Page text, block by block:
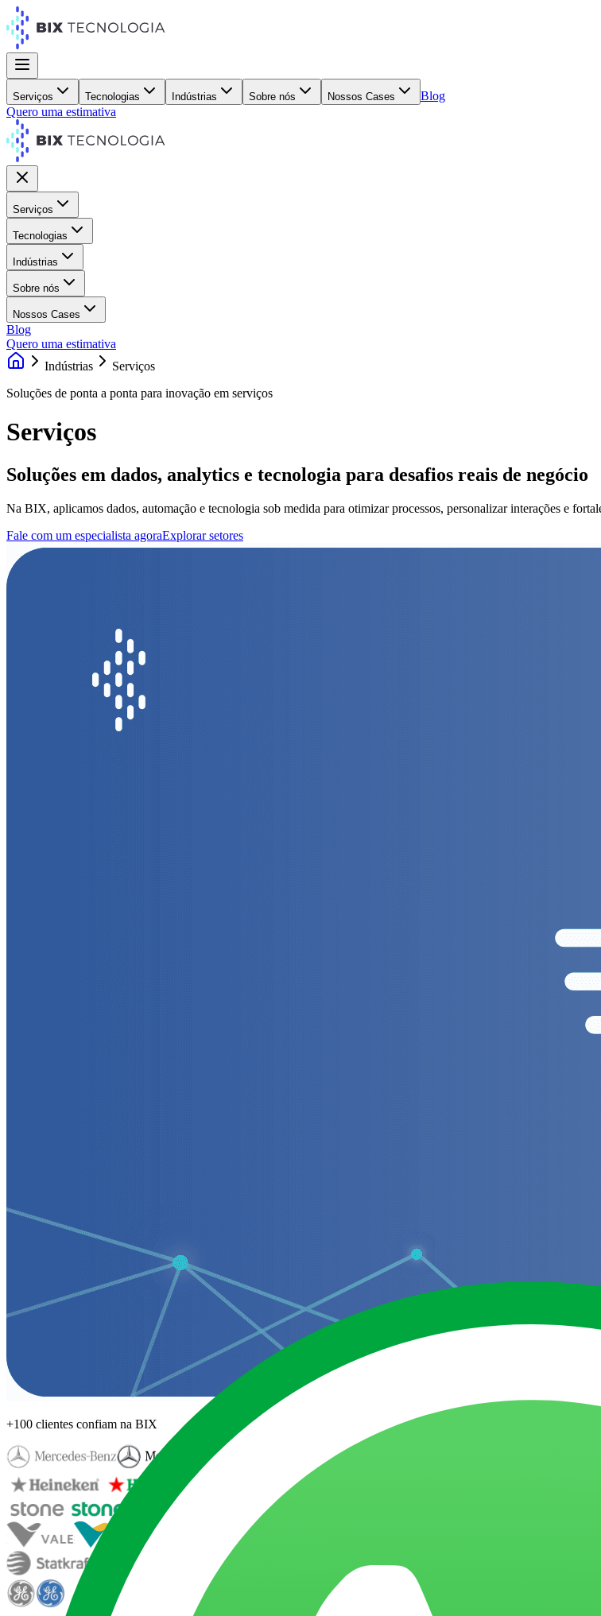
Serviços Tecnologias Indústrias Sobre nós Nossos Cases
Blog
Quero uma estimativa
Serviços
Tecnologias
Indústrias
Sobre nós
Nossos Cases
Blog
Quero uma estimativa
Indústrias
Serviços
Soluções de ponta a ponta para inovação em serviços
Serviços
Soluções em dados, analytics e tecnologia para desafios reais de negócio
Na BIX, aplicamos dados, automação e tecnologia sob medida para otimizar processos, personalizar interações e
Fale com um especialista agoraExplorar setores
+100 clientes confiam na BIX